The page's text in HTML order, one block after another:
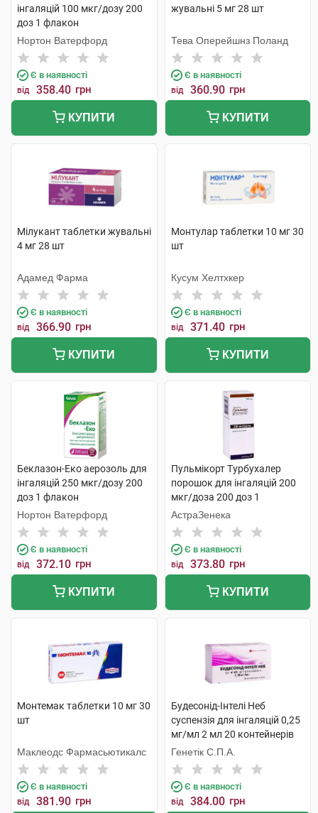
інгаляцій 100 мкг/дозу 200
доз 1 флакон
Нортон Ватерфорд
Є в наявності
від 358.40 грн
КУПИТИ
жувальні 5 мг 28 шт
Тева Оперейшнз Поланд
Є в наявності
від 360.90 грн
КУПИТИ
Мілукант таблетки жувальні
4 мг 28 шт
Адамед Фарма
Є в наявності
від 366.90 грн
КУПИТИ
Монтулар таблетки 10 мг 30
шт
Кусум Хелтхкер
Є в наявності
від 371.40 грн
КУПИТИ
Беклазон-Еко аерозоль для
інгаляцій 250 мкг/дозу 200
доз 1 флакон
Нортон Ватерфорд
Є в наявності
від 372.10 грн
КУПИТИ
Пульмікорт Турбухалер
порошок для інгаляцій 200
мкг/доза 200 доз 1
інгалятор
АстраЗенека
Є в наявності
від 373.80 грн
КУПИТИ
Монтемак таблетки 10 мг 30
шт
Маклеодс Фармасьютикалс
Є в наявності
від 381.90 грн
Будесонід-Інтелі Неб
суспензія для інгаляцій 0,25
мг/мл 2 мл 20 контейнерів
Генетік С.П.А.
Є в наявності
від 384.00 грн